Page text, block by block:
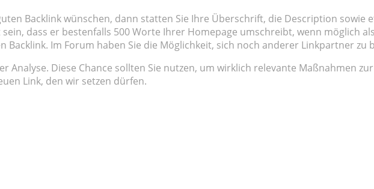
Backlink wünschen, dann statten Sie Ihre Überschrift, die Description sowie
dass er bestenfalls 500 Worte Ihrer Homepage umschreibt, wenn möglich
Im Forum haben Sie die Möglichkeit, sich noch anderer Linkpartner zu
Analyse. Diese Chance sollten Sie nutzen, um wirklich relevante Maßnahmen
Link, den wir setzen dürfen.